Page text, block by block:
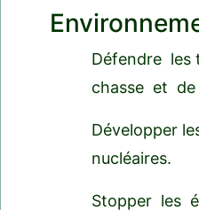
Défendre
chasse et de
Développer
nucléaires.
Stopper les